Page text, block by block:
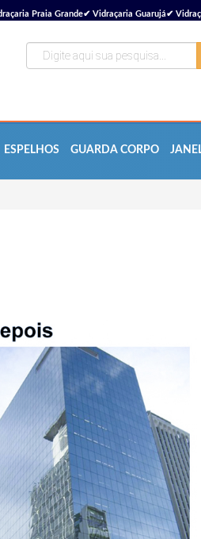
Praia Grande✔ Vidraçaria Guarujá✔
ESPELHOS GUARDA CORPO